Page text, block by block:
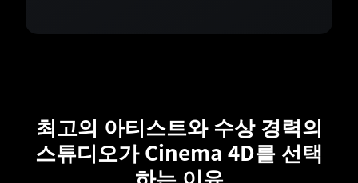
최고의 아티스트와 수상 경력의
스튜디오가 Cinema 4D를 선택
하는 이유